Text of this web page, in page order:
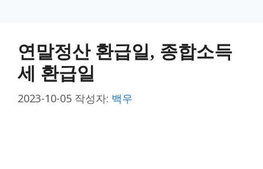
연말정산 환급일, 종합소득
세 환급일
2023-10-05 작성자: 백우